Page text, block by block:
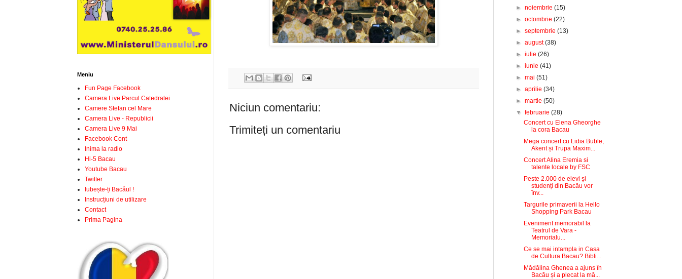
Niciun comentariu:
Trimiteți un comentariu
Meniu
Fun Page Facebook
Camera Live Parcul Catedralei
Camere Stefan cel Mare
Camera Live - Republicii
Camera Live 9 Mai
Facebook Cont
Inima la radio
Hi-5 Bacau
Youtube Bacau
Twitter
Iubește-ți Bacăul !
Instrucțiuni de utilizare
Contact
Prima Pagina
►noiembrie(15)
►octombrie(22)
►septembrie(13)
►august(38)
►iulie(26)
►iunie(41)
►mai(51)
►aprilie(34)
►martie(50)
▼februarie(28)
Concert cu Elena Gheorghe
la cora Bacau
Mega concert cu Lidia Buble,
Akent și Trupa Maxim...
Concert Alina Eremia si
talente locale by FSC
Peste 2.000 de elevi și
studenți din Bacău vor
înv...
Targurile primaverii la Hello
Shopping Park Bacau
Eveniment memorabil la
Teatrul de Vara -
Memorialu...
Ce se mai intampla in Casa
de Cultura Bacau? Bibli...
Mădălina Ghenea a ajuns în
Bacău și a plecat la mă...